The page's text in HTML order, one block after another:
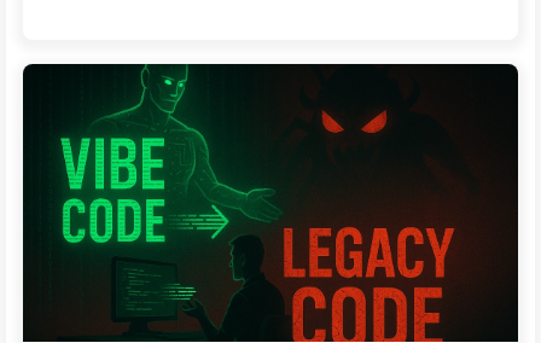
る GPUの価格が高騰し新たな通貨となり、計算能力の先物
取引がバブルと巨利を共存させている 注意力は枯渇し、睡
眠という最後の防波堤さえも商業アルゴリズムによって明
示的に価格付けされている もし自分の時間に価値をつけな
ければ、大手企業はあなたの未来と夢を高値で買い取るこ
とになる 概観過去15年間、インターネットのビジネスロジ
ックは「時間を奪う」から「時間を生み出す」へと進化し
ています。モバイルデバイスとショートビデオが断片的な